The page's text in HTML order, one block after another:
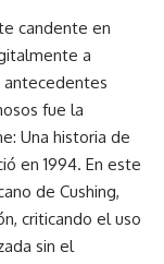
candente en
a
antecedentes
fue la
Una historia de
en 1994. En este
de Cushing,
criticando el uso
sin el